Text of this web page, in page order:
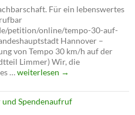
Für ein lebenswertes
petition/online/tempo-30-auf-
Hannover –
von Tempo 30 km/h auf der
Limmer) Wir, die
…Petition
Tempo
30
weiterlesen →
Spendenaufruf